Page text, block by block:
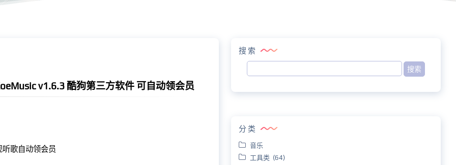
v1.6.3 酷狗第三方软件 可自动领会员
听歌自动领会员
搜索
分类
音乐
工具类 (64)